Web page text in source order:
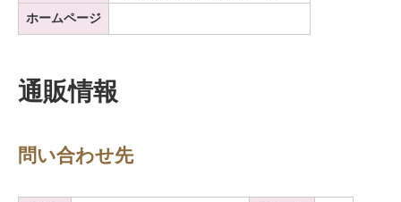
ホームページ
通販情報
問い合わせ先